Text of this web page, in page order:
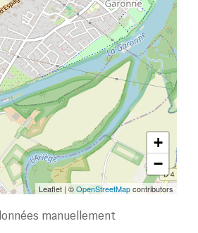
+
−
Leaflet | ©OpenStreetMapcontributors
manuellement